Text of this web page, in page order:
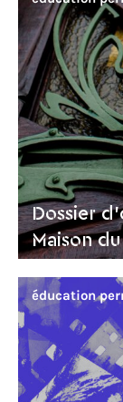
Dossier
Maison
éducation